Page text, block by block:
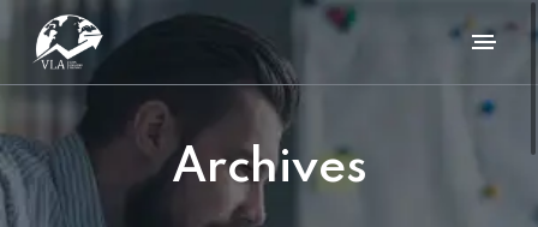
Archives